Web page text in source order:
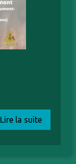
Lire la suite